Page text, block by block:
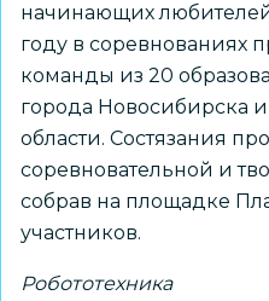
начинающих
году в соревнованиях
команды из 20
города Новосибирска
области. Состязания
соревновательной и
собрав на площадке
участников.
Робототехника